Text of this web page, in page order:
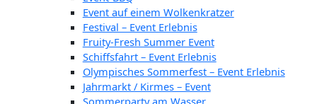
Event auf einem Wolkenkratzer
Festival – Event Erlebnis
Fruity-Fresh Summer Event
Schiffsfahrt – Event Erlebnis
Olympisches Sommerfest – Event Erlebnis
Jahrmarkt / Kirmes – Event
Sommerparty am Wasser